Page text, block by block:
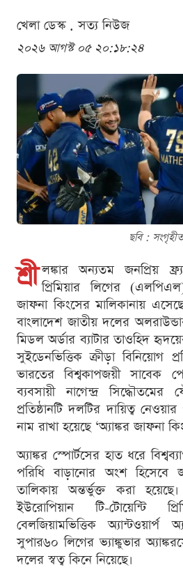
খেলা ডেস্ক . সত্য নিউজ
২০২৬ আগস্ট ০৫ ২০:১৮:২৪
ছবি : সংগৃহীত
শ্রী লঙ্কার অন্যতম জনপ্রিয়
প্রিমিয়ার লিগের
জাফনা কিংসের মালিকানায়
বাংলাদেশ জাতীয় দলের
মিডল অর্ডার ব্যাটার তাওহিদ
সুইডেনভিত্তিক ক্রীড়া বিনিয়োগ
ভারতের বিশ্বকাপজয়ী সাবেক
ব্যবসায়ী নাগেন্দ্র
প্রতিষ্ঠানটি দলটির দায়িত্ব
নাম রাখা হয়েছে ‘অ্যাঙ্কর জাফনা
অ্যাঙ্কর স্পোর্টসের হাত ধরে
পরিধি বাড়ানোর অংশ হিসেবে
তালিকায় অন্তর্ভুক্ত করা
ইউরোপিয়ান টি-টোয়েন্টি
বেলজিয়ামভিত্তিক অ্যান্টওয়ার্প
সুপার৬০ লিগের ভ্যাঙ্কুভার
দলের স্বত্ব কিনে নিয়েছে।